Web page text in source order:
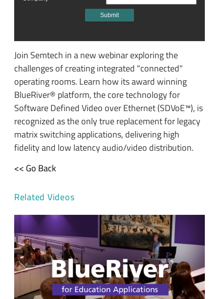
Join Semtech in a new webinar exploring the
challenges of creating integrated "connected"
operating rooms. Learn how its award winning
BlueRiver® platform, the core technology for
Software Defined Video over Ethernet (SDVoE™), is
recognized as the only true replacement for legacy
matrix switching applications, delivering high
fidelity and low latency audio/video distribution.
<< Go Back
Related Videos